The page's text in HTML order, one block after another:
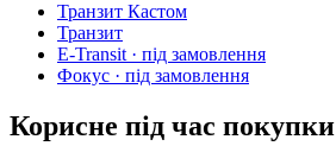
Транзит Кастом
Транзит
E-Transit · під замовлення
Фокус · під замовлення
Корисне під час покупки